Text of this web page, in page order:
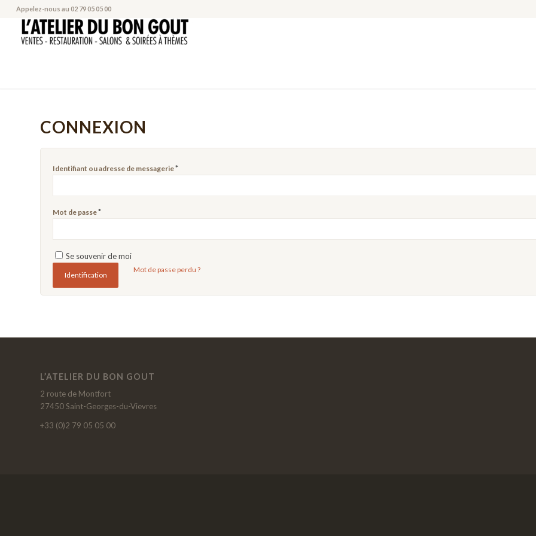
Appelez-nous au 02 79 05 05 00
CONNEXION
Identifiant ou adresse de messagerie*
Mot de passe*
Se souvenir de moi
Identification
Mot de passe perdu ?
L’ATELIER DU BON GOUT
2 route de Montfort
27450 Saint-Georges-du-Vievres
+33 (0)2 79 05 05 00